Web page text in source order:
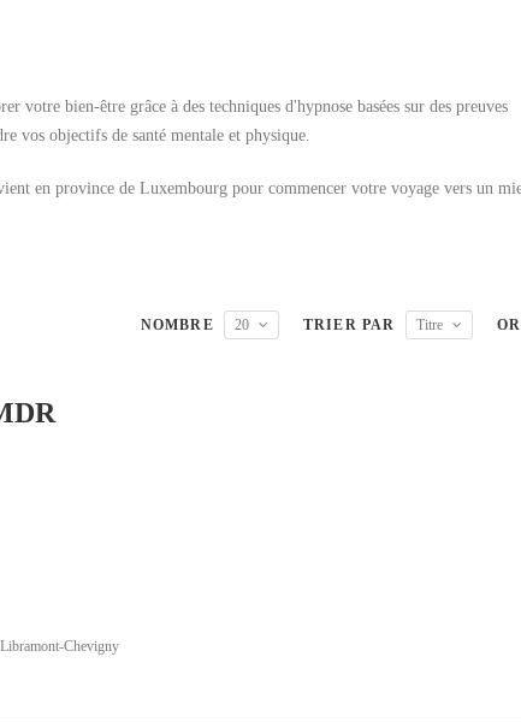
votre bien-être grâce à des techniques d'hypnose basées sur des preuves
vos objectifs de santé mentale et physique.
en province de Luxembourg pour commencer votre voyage vers un
NOMBRE 20 TRIER PAR Titre
Chevigny